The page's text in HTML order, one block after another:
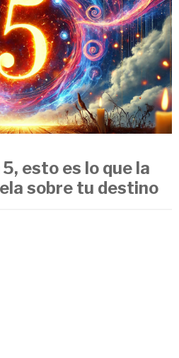
esto es lo que la
sobre tu destino